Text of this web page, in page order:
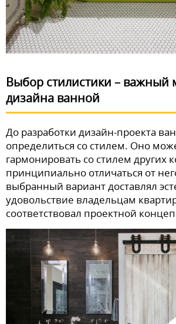
Выбор стилистики – важный
дизайна ванной
До разработки дизайн-проекта
определиться со стилем. Оно
гармонировать со стилем других
принципиально отличаться от
выбранный вариант доставлял
удовольствие владельцам
соответствовал проектной